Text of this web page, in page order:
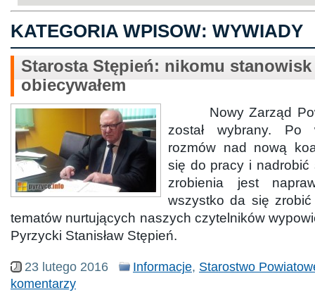
KATEGORIA WPISOW: WYWIADY
Starosta Stępień: nikomu
obiecywałem
Nowy Zarząd
został wybrany. Po
rozmów nad nową
się do pracy i nadrobić
zrobienia jest
wszystko da się
tematów nurtujących naszych czytelników
Pyrzycki Stanisław Stępień.
23 lutego 2016 Informacje, Starostwo
komentarzy